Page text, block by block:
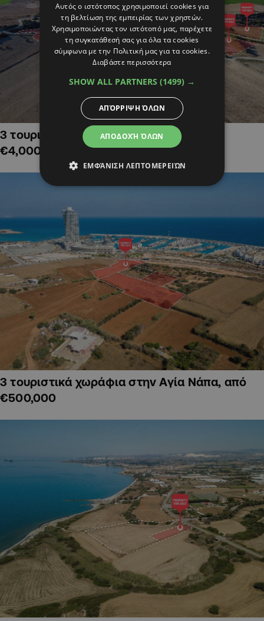
3 τουριστικά χωράφια στην Αλαμινό,
€4,000,000
3 τουριστικά χωράφια στην Αγία Νάπα, από
€500,000
Αυτός ο ιστότοπος χρησιμοποιεί cookies για
τη βελτίωση της εμπειρίας των χρηστών.
Χρησιμοποιώντας τον ιστότοπό μας, παρέχετε
τη συγκατάθεσή σας για όλα τα cookies
σύμφωνα με την Πολιτική μας για τα cookies.
Διαβάστε περισσότερα
SHOW ALL PARTNERS (1499) →
ΑΠΟΔΟΧΉ ΌΛΩΝ
ΑΠΌΡΡΙΨΗ ΌΛΩΝ
ΕΜΦΆΝΙΣΗ ΛΕΠΤΟΜΕΡΕΙΏΝ